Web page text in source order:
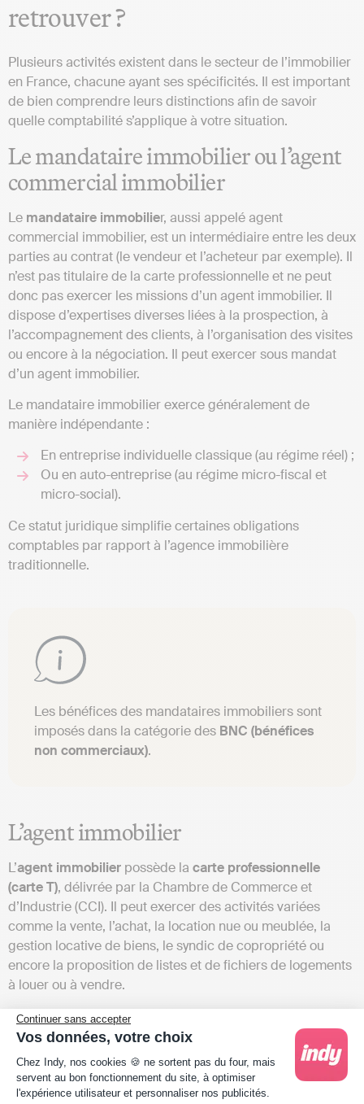
Continuer sans accepter
Vos données, votre choix
Plateforme de Gestion du Consentement :
Chez Indy, nos cookies 🍪 ne sortent pas du four, mais
servent au bon fonctionnement du site, à optimiser
l'expérience utilisateur et personnaliser nos publicités.
retrouver ?
Plusieurs activités existent dans le secteur de l’immobilier
en France, chacune ayant ses spécificités. Il est important
de bien comprendre leurs distinctions afin de savoir
quelle comptabilité s’applique à votre situation.
Le mandataire immobilier ou l’agent
commercial immobilier
Le mandataire immobilier, aussi appelé agent
commercial immobilier, est un intermédiaire entre les deux
parties au contrat (le vendeur et l’acheteur par exemple). Il
n’est pas titulaire de la carte professionnelle et ne peut
donc pas exercer les missions d’un agent immobilier. Il
dispose d’expertises diverses liées à la prospection, à
l’accompagnement des clients, à l’organisation des visites
ou encore à la négociation. Il peut exercer sous mandat
d’un agent immobilier.
Le mandataire immobilier exerce généralement de
manière indépendante :
En entreprise individuelle classique (au régime réel) ;
Ou en auto-entreprise (au régime micro-fiscal et
micro-social).
Ce statut juridique simplifie certaines obligations
comptables par rapport à l’agence immobilière
traditionnelle.
Les bénéfices des mandataires immobiliers sont
imposés dans la catégorie des BNC (bénéfices
non commerciaux).
L’agent immobilier
L’agent immobilier possède la carte professionnelle
(carte T), délivrée par la Chambre de Commerce et
d’Industrie (CCI). Il peut exercer des activités variées
comme la vente, l’achat, la location nue ou meublée, la
gestion locative de biens, le syndic de copropriété ou
encore la proposition de listes et de fichiers de logements
à louer ou à vendre.
L’agent immobilier peut être :
Salariédans une agence immobilière ;
Indépendanten entreprise individuelle (EI) ou en
société (SARL, EURL, SAS, SASU…).